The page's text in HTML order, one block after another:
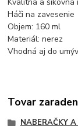
Háči na zavesenie
Objem: 160 ml
Materiál: nerez
Vhodná aj do
Tovar
NABERAČKY